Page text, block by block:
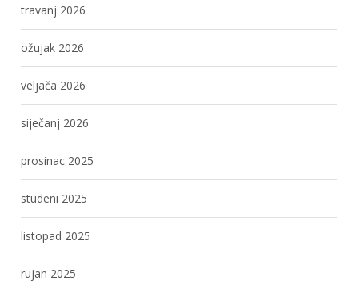
travanj 2026
ožujak 2026
veljača 2026
siječanj 2026
prosinac 2025
studeni 2025
listopad 2025
rujan 2025